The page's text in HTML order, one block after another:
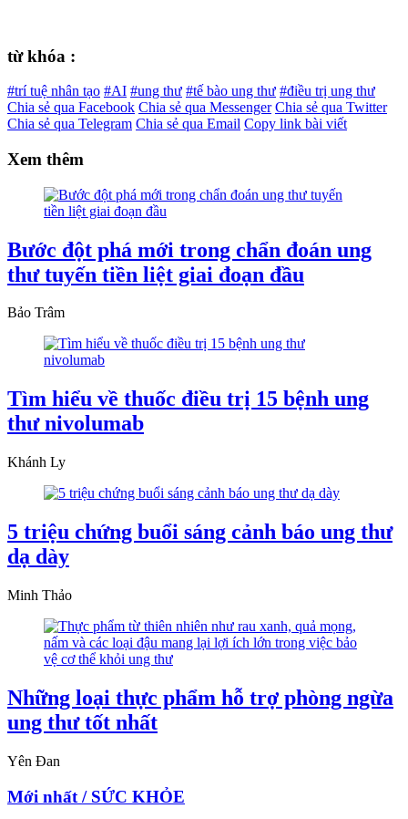
từ khóa :
#trí tuệ nhân tạo #AI #ung thư #tế bào ung thư #điều trị ung thư
Chia sẻ qua Facebook Chia sẻ qua Messenger Chia sẻ qua Twitter
Chia sẻ qua Telegram Chia sẻ qua Email Copy link bài viết
Xem thêm
Bước đột phá mới trong chẩn đoán ung
thư tuyến tiền liệt giai đoạn đầu
Bảo Trâm
Tìm hiểu về thuốc điều trị 15 bệnh ung
thư nivolumab
Khánh Ly
5 triệu chứng buổi sáng cảnh báo ung thư
dạ dày
Minh Thảo
Những loại thực phẩm hỗ trợ phòng ngừa
ung thư tốt nhất
Yên Đan
Mới nhất / SỨC KHỎE